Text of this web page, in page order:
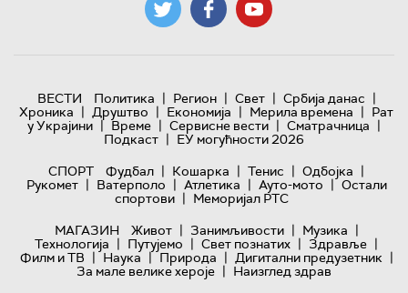
ВЕСТИ Политика | Регион | Свет | Србија данас |
Хроника | Друштво | Економија | Мерила времена | Рат
у Украјини | Време | Сервисне вести | Сматрачница |
Подкаст | ЕУ могућности 2026
СПОРТ
Фудбал | Кошарка | Тенис | Одбојка |
Рукомет | Ватерполо | Атлетика | Ауто-мото | Остали
спортови | Меморијал РТС
МАГАЗИН
Живот | Занимљивости | Музика |
Технологијa | Путујемо | Свет познатих | Здравље |
Филм и ТВ | Наука | Природа | Дигитални предузетник |
За мале велике хероје | Наизглед здрав